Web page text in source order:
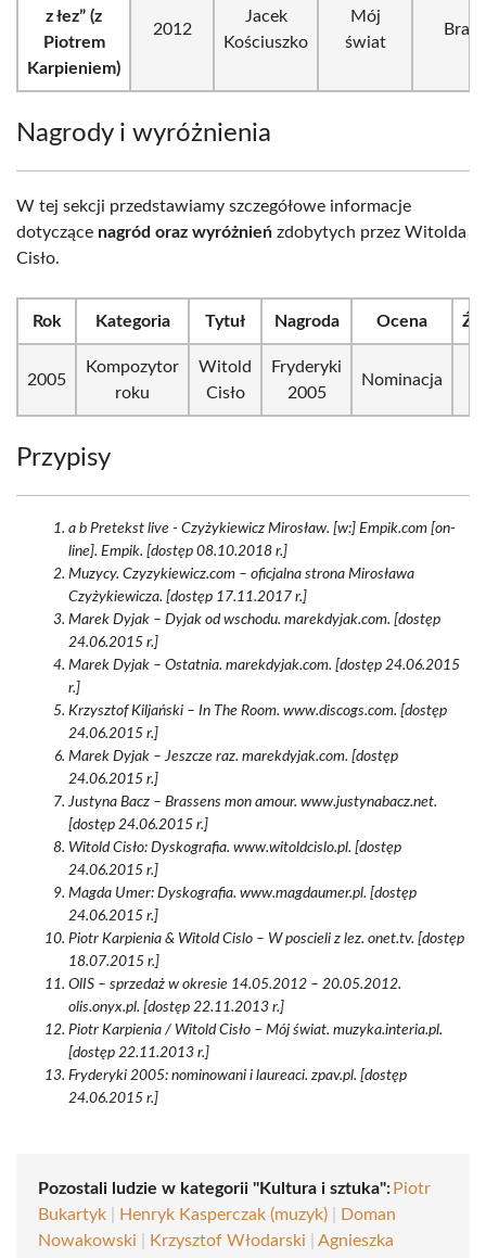
z łez” (z
Piotrem
Karpieniem)
2012
Jacek
Kościuszko
Mój
świat
Brak
Nagrody i wyróżnienia
W tej sekcji przedstawiamy szczegółowe informacje
dotyczące nagród oraz wyróżnień zdobytych przez Witolda
Cisło.
Rok Kategoria Tytuł Nagroda Ocena
2005
Kompozytor
roku
Witold
Cisło
Fryderyki
2005
Nominacja
Przypisy
a b Pretekst live - Czyżykiewicz Mirosław. [w:] Empik.com [on-
line]. Empik. [dostęp 08.10.2018 r.]
Muzycy. Czyzykiewicz.com – oficjalna strona Mirosława
Czyżykiewicza. [dostęp 17.11.2017 r.]
Marek Dyjak – Dyjak od wschodu. marekdyjak.com. [dostęp
24.06.2015 r.]
Marek Dyjak – Ostatnia. marekdyjak.com. [dostęp 24.06.2015
r.]
Krzysztof Kiljański – In The Room. www.discogs.com. [dostęp
24.06.2015 r.]
Marek Dyjak – Jeszcze raz. marekdyjak.com. [dostęp
24.06.2015 r.]
Justyna Bacz – Brassens mon amour. www.justynabacz.net.
[dostęp 24.06.2015 r.]
Witold Cisło: Dyskografia. www.witoldcislo.pl. [dostęp
24.06.2015 r.]
Magda Umer: Dyskografia. www.magdaumer.pl. [dostęp
24.06.2015 r.]
Piotr Karpienia & Witold Cislo – W poscieli z lez. onet.tv. [dostęp
18.07.2015 r.]
OlIS – sprzedaż w okresie 14.05.2012 – 20.05.2012.
olis.onyx.pl. [dostęp 22.11.2013 r.]
Piotr Karpienia / Witold Cisło – Mój świat. muzyka.interia.pl.
[dostęp 22.11.2013 r.]
Fryderyki 2005: nominowani i laureaci. zpav.pl. [dostęp
24.06.2015 r.]
Pozostali ludzie w kategorii "Kultura i sztuka": Piotr
Bukartyk
Henryk Kasperczak (muzyk)
Doman
Nowakowski
Krzysztof Włodarski Agnieszka